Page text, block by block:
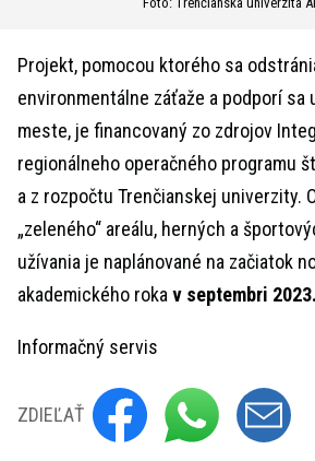
Projekt, pomocou ktorého sa
environmentálne záťaže a podporí
meste, je financovaný zo zdrojov
regionálneho operačného programu
a z rozpočtu Trenčianskej univerzity.
„zeleného“ areálu, herných a
užívania je naplánované na začiatok
akademického roka v septembri 2023.
Informačný servis
ZDIEĽAŤ